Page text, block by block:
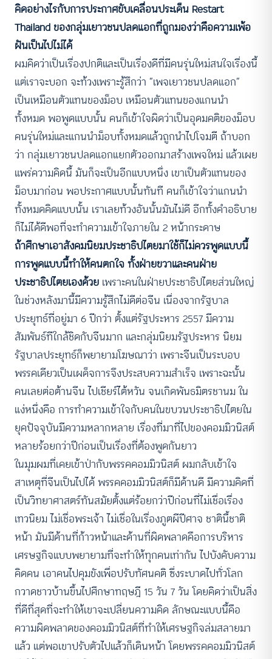
คิดอย่างไรกับการประกาศขับเคลื่อนประเด็น Restart
Thailand ของกลุ่มเยาวชนปลดแอกที่ถูกมองว่าคือความเพ้อ
ฝันเป็นไปไม่ได้
ผมคิดว่าเป็นเรื่องปกติและเป็นเรื่องดีที่มีคนรุ่นใหม่สนใจเรื่องนี้
แต่เราจะบอก จะท้วงเพราะรู้สึกว่า “เพจเยาวชนปลดแอก”
เป็นเหมือนตัวแทนของม็อบ เหมือนตัวแทนของแกนนำ
ทั้งหมด พอพูดแบบนั้น คนก็เข้าใจผิดว่าเป็นอุดมคติของม็อบ
คนรุ่นใหม่และแกนนำม็อบทั้งหมดแล้วถูกนำไปโจมตี ถ้าบอก
ว่า กลุ่มเยาวชนปลดแอกแยกตัวออกมาสร้างเพจใหม่ แล้วเผย
แพร่ความคิดนี้ มันก็จะเป็นอีกแบบหนึ่ง เขาเป็นตัวแทนของ
ม็อบมาก่อน พอประกาศแบบนั้นทันที คนก็เข้าใจว่าแกนนำ
ทั้งหมดคิดแบบนั้น เราเลยท้วงอันนั้นมันไม่ดี อีกทั้งคำอธิบาย
ก็ไม่ได้ดีพอที่จะทำความเข้าใจภายใน 2 หน้ากระดาษ
ถ้าศึกษาเอาสังคมนิยมประชาธิปไตยมาใช้ก็ไม่ควรพูดแบบนี้
การพูดแบบนี้ทำให้คนตกใจ ทั้งฝ่ายขวาและคนฝ่าย
ประชาธิปไตยเองด้วย เพราะคนในฝ่ายประชาธิปไตยส่วนใหญ่
ในช่วงหลังมานี้มีความรู้สึกไม่ดีต่อจีน เนื่องจากรัฐบาล
ประยุทธ์ที่อยู่มา 6 ปีกว่า ตั้งแต่รัฐประหาร 2557 มีความ
สัมพันธ์ทีใกล้ชิดกับจีนมาก และกลุ่มนิยมรัฐประหาร นิยม
รัฐบาลประยุทธ์ก็พยายามโฆษณาว่า เพราะจีนเป็นระบอบ
พรรคเดียวเป็นเผด็จการจึงประสบความสำเร็จ เพราะฉะนั้น
คนเลยต่อต้านจีน ไปเชียร์ไต้หวัน จนเกิดพันธมิตรชานม ใน
แง่หนึ่งคือ การทำความเข้าใจกับคนในขบวนประชาธิปไตยใน
ยุคปัจจุบันมีความหลากหลาย เรื่องที่มาที่ไปของคอมมิวนิสต์
หลายร้อยกว่าปีก่อนเป็นเรื่องที่ต้องพูดกันยาว
ในมุมผมที่เคยเข้าป่ากับพรรคคอมมิวนิสต์ ผมกลับเข้าใจ
สาเหตุที่จีนเป็นไปได้ พรรคคอมมิวนิสต์ก็มีด้านดี มีความคิดที่
เป็นวิทยาศาสตร์ทันสมัยตั้งแต่ร้อยกว่าปีก่อนที่ไม่เชื่อเรื่อง
เทวนิยม ไม่เชื่อพระเจ้า ไม่เชื่อในเรื่องภูตผีปีศาจ ชาตินี้ชาติ
หน้า มันมีด้านที่ก้าวหน้าและด้านที่ผิดพลาดคือการบริหาร
เศรษฐกิจแบบพยายามที่จะทำให้ทุกคนเท่ากัน ไปบังคับความ
คิดคน เอาคนไปคุมขังเพื่อปรับทัศนคติ ซึ่งระบาดไปทั่วโลก
กวาดชาวบ้านขึ้นไปศึกษาทฤษฎี 15 วัน 7 วัน โดยคิดว่าเป็นสิ่ง
ที่ดีที่สุดที่จะทำให้เขาจะเปลี่ยนความคิด ลักษณะแบบนี้คือ
ความผิดพลาดของคอมมิวนิสต์ที่ทำให้เศรษฐกิจล่มสลายมา
แล้ว แต่พอเขาปรับตัวไปแล้วก็เดินหน้า โดยพรรคคอมมิวนิสต์